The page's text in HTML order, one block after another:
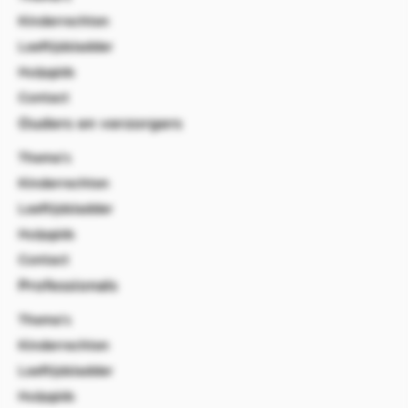
Kinderrechten
Leeftijdsladder
Hulpgids
Contact
Ouders en verzorgers
Thema's
Kinderrechten
Leeftijdsladder
Hulpgids
Contact
Professionals
Thema's
Kinderrechten
Leeftijdsladder
Hulpgids